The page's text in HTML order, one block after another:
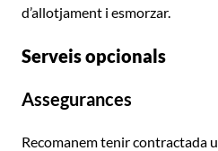
d’allotjament i esmorzar.
Serveis opcionals
Assegurances
Recomanem tenir contractada